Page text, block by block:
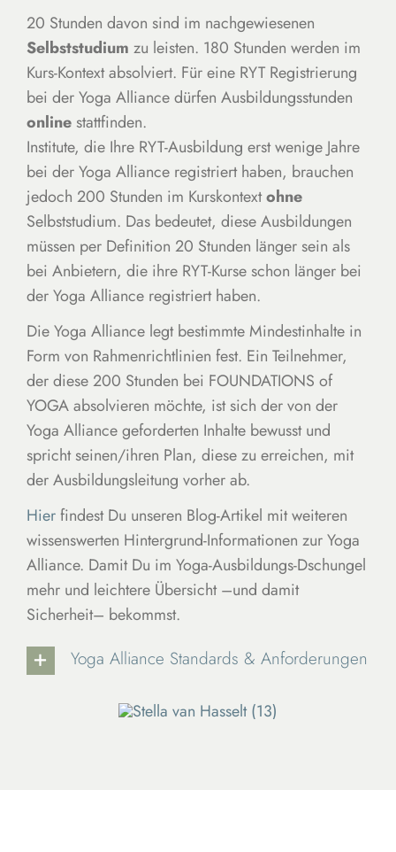
20 Stunden davon sind im nachgewiesenen
Selbststudium zu leisten. 180 Stunden werden im
Kurs-Kontext absolviert. Für eine RYT Registrierung
bei der Yoga Alliance dürfen Ausbildungsstunden
onlinestattfinden.
Institute, die Ihre RYT-Ausbildung erst wenige Jahre
bei der Yoga Alliance registriert haben, brauchen
jedoch 200 Stunden im Kurskontextohne
Selbststudium. Das bedeutet, diese Ausbildungen
müssen per Definition 20 Stunden länger sein als
bei Anbietern, die ihre RYT-Kurse schon länger bei
der Yoga Alliance registriert haben.
Die Yoga Alliance legt bestimmte Mindestinhalte in
Form von Rahmenrichtlinien fest. Ein Teilnehmer,
der diese 200 Stunden bei FOUNDATIONS of
YOGA absolvieren möchte, ist sich der von der
Yoga Alliance geforderten Inhalte bewusst und
spricht seinen/ihren Plan, diese zu erreichen, mit
der Ausbildungsleitung vorher ab.
Hierfindest Du unseren Blog-Artikel mit weiteren
wissenswerten Hintergrund-Informationen zur Yoga
Alliance. Damit Du im Yoga-Ausbildungs-Dschungel
mehr und leichtere Übersicht –und damit
Sicherheit– bekommst.
Yoga Alliance Standards & Anforderungen